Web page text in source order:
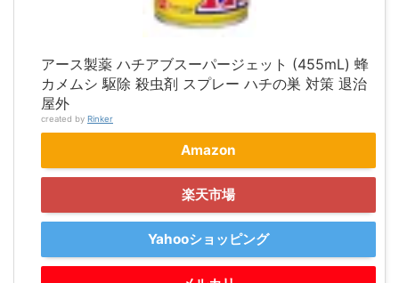
アース製薬 ハチアブスーパージェット (455mL) 蜂
カメムシ 駆除 殺虫剤 スプレー ハチの巣 対策 退治
屋外
created by Rinker
Amazon
楽天市場
Yahooショッピング